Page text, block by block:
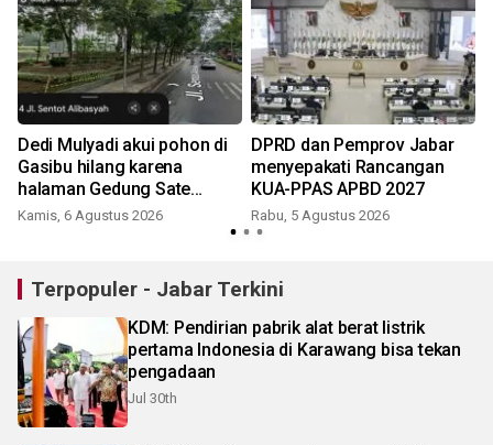
Dedi Mulyadi akui pohon di
Gasibu hilang karena
halaman Gedung Sate
ditata: Pohonnya kecil
Kamis, 6 Agustus 2026
DPRD dan Pemprov Jabar
menyepakati Rancangan
KUA-PPAS APBD 2027
Rabu, 5 Agustus 2026
Terpopuler - Jabar Terkini
KDM: Pendirian pabrik alat berat listrik
pertama Indonesia di Karawang bisa tekan
pengadaan
Jul 30th